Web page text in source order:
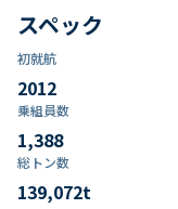
スペック
初就航
2012
乗組員数​
1,388
総トン数​
139,072t